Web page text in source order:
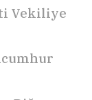
Vekiliye